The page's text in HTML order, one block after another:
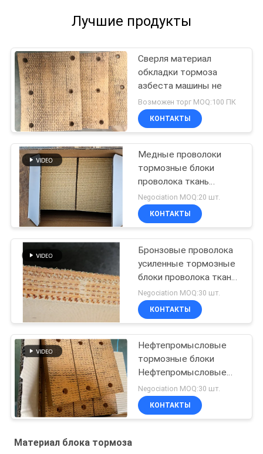
Лучшие продукты
Сверля материал
обкладки тормоза
азбеста машины не
Возможен торг MOQ:100 ПК
КОНТАКТЫ
Медные проволоки
тормозные блоки
проволока ткань
тормозный блок
материал латунь
проволока усиленная
Negociation MOQ:20 шт.
КОНТАКТЫ
Бронзовые проволока
усиленные тормозные
блоки проволока ткань
тормозный блок
материал для нефтяных
скважин
Negociation MOQ:30 шт.
КОНТАКТЫ
Нефтепромысловые
тормозные блоки
Нефтепромысловые
тканевые тормозные
блоки Материал для
буровой установки
Negociation MOQ:30 шт.
КОНТАКТЫ
Материал блока тормоза